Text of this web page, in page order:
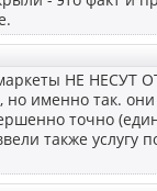
НЕ НЕСУТ
но именно так.
точно
также услугу